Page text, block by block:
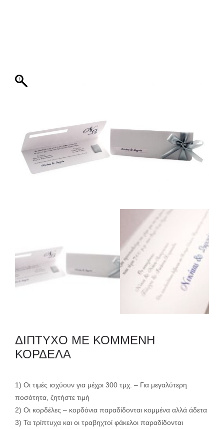
ΔΙΠΤΥΧΟ ΜΕ ΚΟΜΜΕΝΗ
ΚΟΡΔΕΛΑ
1) Οι τιμές ισχύουν για μέχρι 300 τμχ. – Για μεγαλύτερη
ποσότητα, ζητήστε τιμή
2) Οι κορδέλες – κορδόνια παραδίδονται κομμένα αλλά άδετα
3) Τα τρίπτυχα και οι τραβηχτοί φάκελοι παραδίδονται